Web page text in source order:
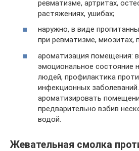
ревматизме, артритах,
растяжениях, ушибах;
наружно, в виде
при ревматизме, миозитах,
ароматизация помещения:
эмоциональное состояние
людей, профилактика
инфекционных
ароматизировать
предварительно взбив
водой.
Жевательная смолка